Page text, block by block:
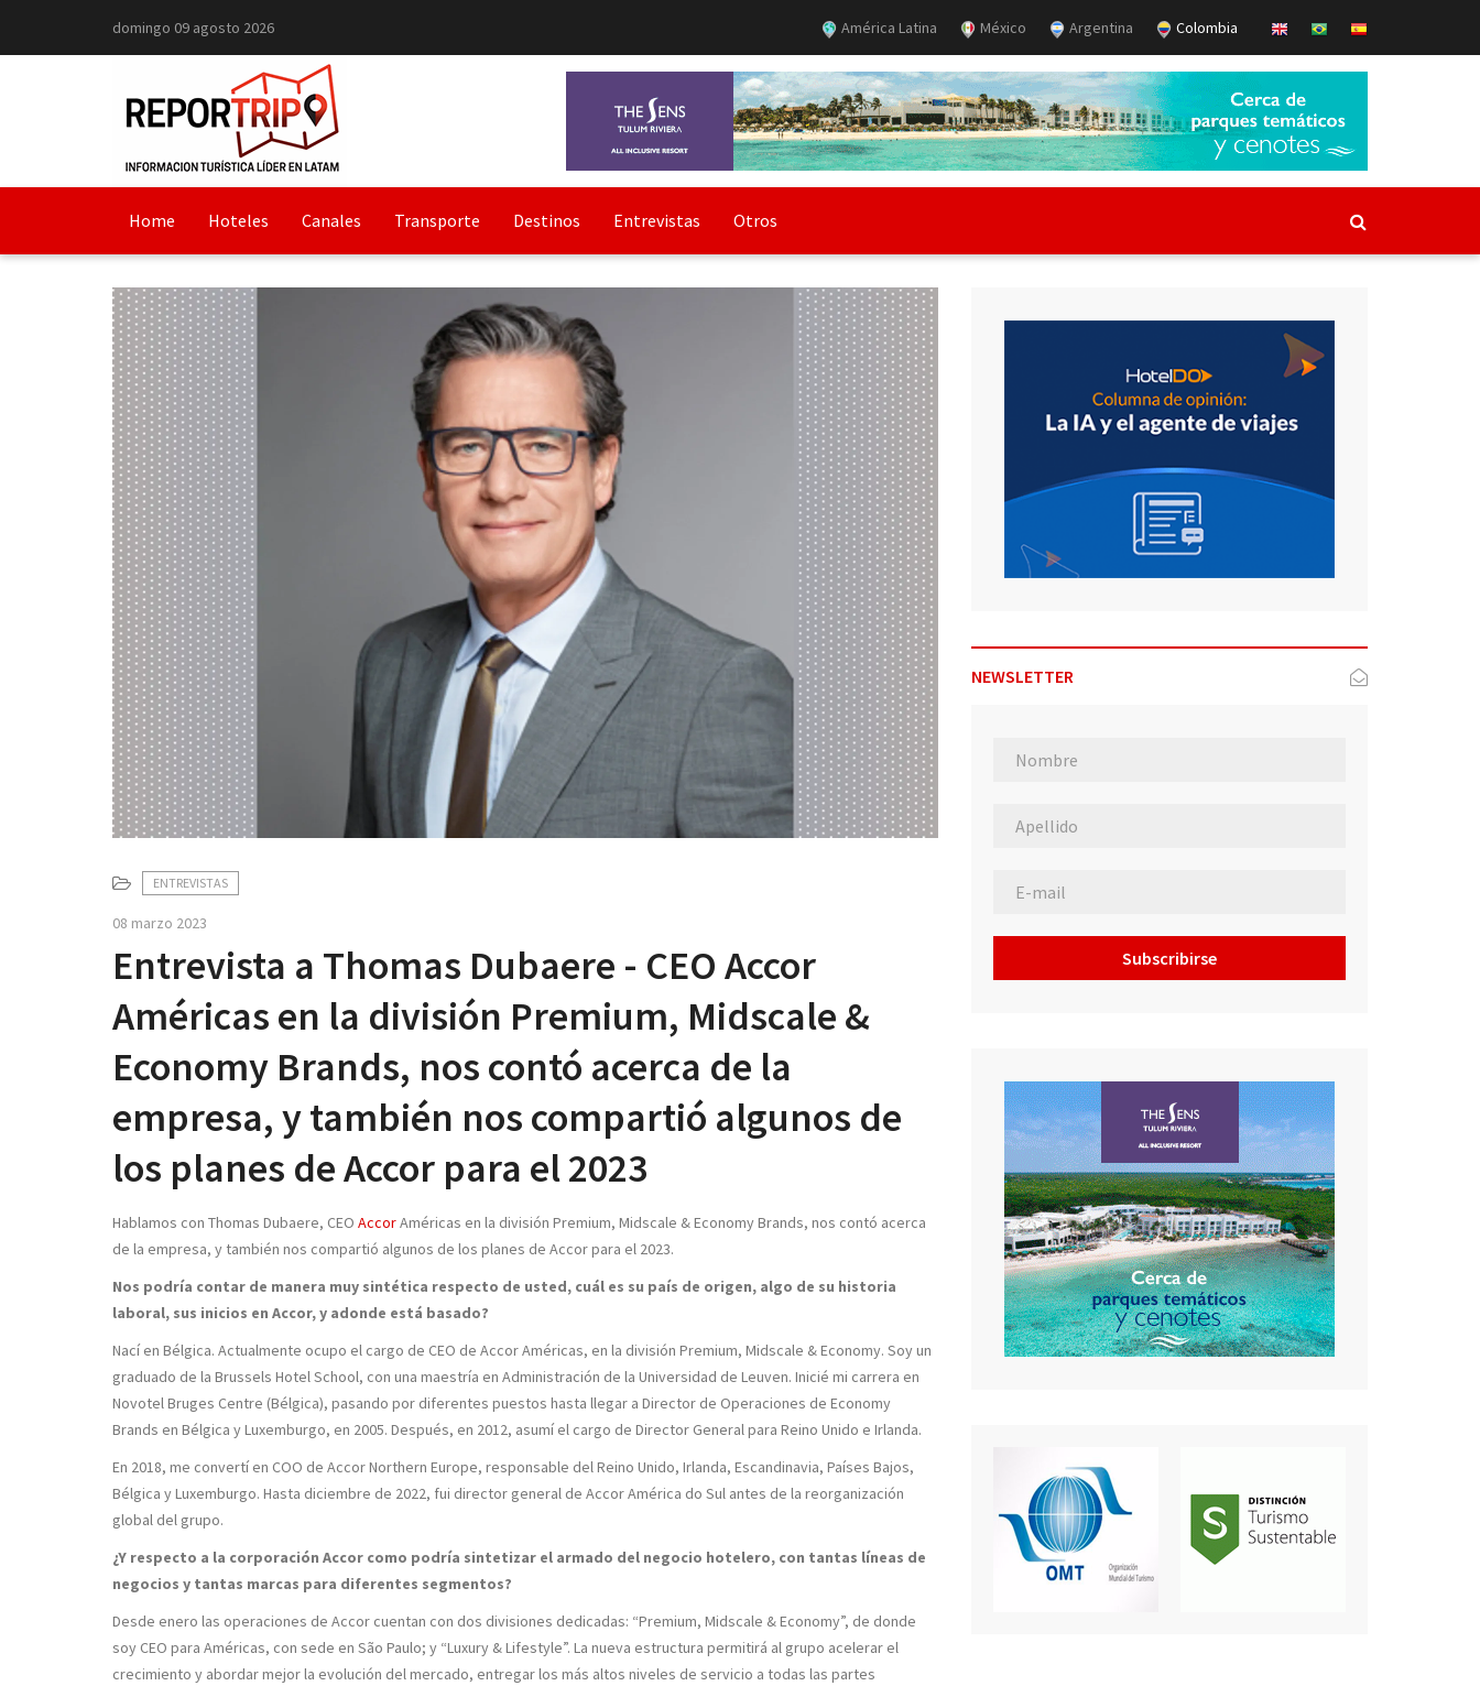
domingo 09 agosto 2026 América Latina México Argentina Colombia
Home Hoteles Canales Transporte Destinos Entrevistas Otros
ENTREVISTAS
08 marzo 2023
Entrevista a Thomas Dubaere - CEO Accor
Américas en la división Premium, Midscale &
Economy Brands, nos contó acerca de la
empresa, y también nos compartió algunos de
los planes de Accor para el 2023
Hablamos con Thomas Dubaere, CEO AccorAméricas en la división Premium, Midscale & Economy Brands, nos contó acerca
de la empresa, y también nos compartió algunos de los planes de Accor para el 2023.
Nos podría contar de manera muy sintética respecto de usted, cuál es su país de origen, algo de su historia
laboral, sus inicios en Accor, y adonde está basado?
Nací en Bélgica. Actualmente ocupo el cargo de CEO de Accor Américas, en la división Premium, Midscale & Economy. Soy un
graduado de la Brussels Hotel School, con una maestría en Administración de la Universidad de Leuven. Inicié mi carrera en
Novotel Bruges Centre (Bélgica), pasando por diferentes puestos hasta llegar a Director de Operaciones de Economy
Brands en Bélgica y Luxemburgo, en 2005. Después, en 2012, asumí el cargo de Director General para Reino Unido e Irlanda.
En 2018, me convertí en COO de Accor Northern Europe, responsable del Reino Unido, Irlanda, Escandinavia, Países Bajos,
Bélgica y Luxemburgo. Hasta diciembre de 2022, fui director general de Accor América do Sul antes de la reorganización
global del grupo.
¿Y respecto a la corporación Accor como podría sintetizar el armado del negocio hotelero, con tantas líneas de
negocios y tantas marcas para diferentes segmentos?
Desde enero las operaciones de Accor cuentan con dos divisiones dedicadas: “Premium, Midscale & Economy”, de donde
soy CEO para Américas, con sede en São Paulo; y “Luxury & Lifestyle”. La nueva estructura permitirá al grupo acelerar el
crecimiento y abordar mejor la evolución del mercado, entregar los más altos niveles de servicio a todas las partes
NEWSLETTER
Subscribirse